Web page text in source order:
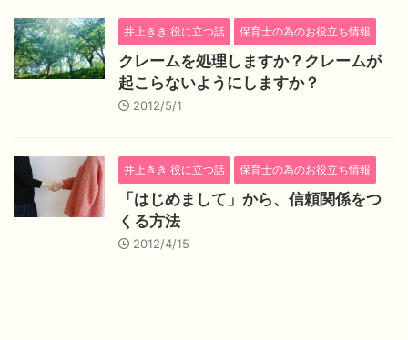
井上きき 役に立つ話 保育士の為のお役立ち情報
クレームを処理しますか？クレームが
起こらないようにしますか？
2012/5/1
井上きき 役に立つ話 保育士の為のお役立ち情報
「はじめまして」から、信頼関係をつ
くる方法
2012/4/15